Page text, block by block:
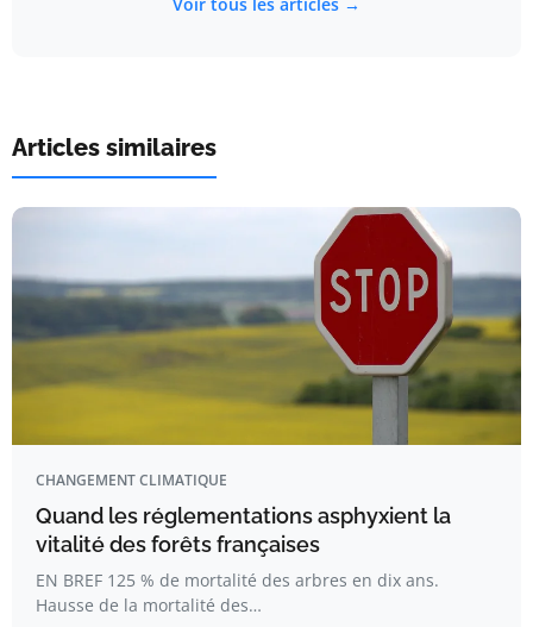
Articles similaires
CHANGEMENT CLIMATIQUE
Quand les réglementations asphyxient la
vitalité des forêts françaises
EN BREF 125 % de mortalité des arbres en dix ans.
Hausse de la mortalité des…